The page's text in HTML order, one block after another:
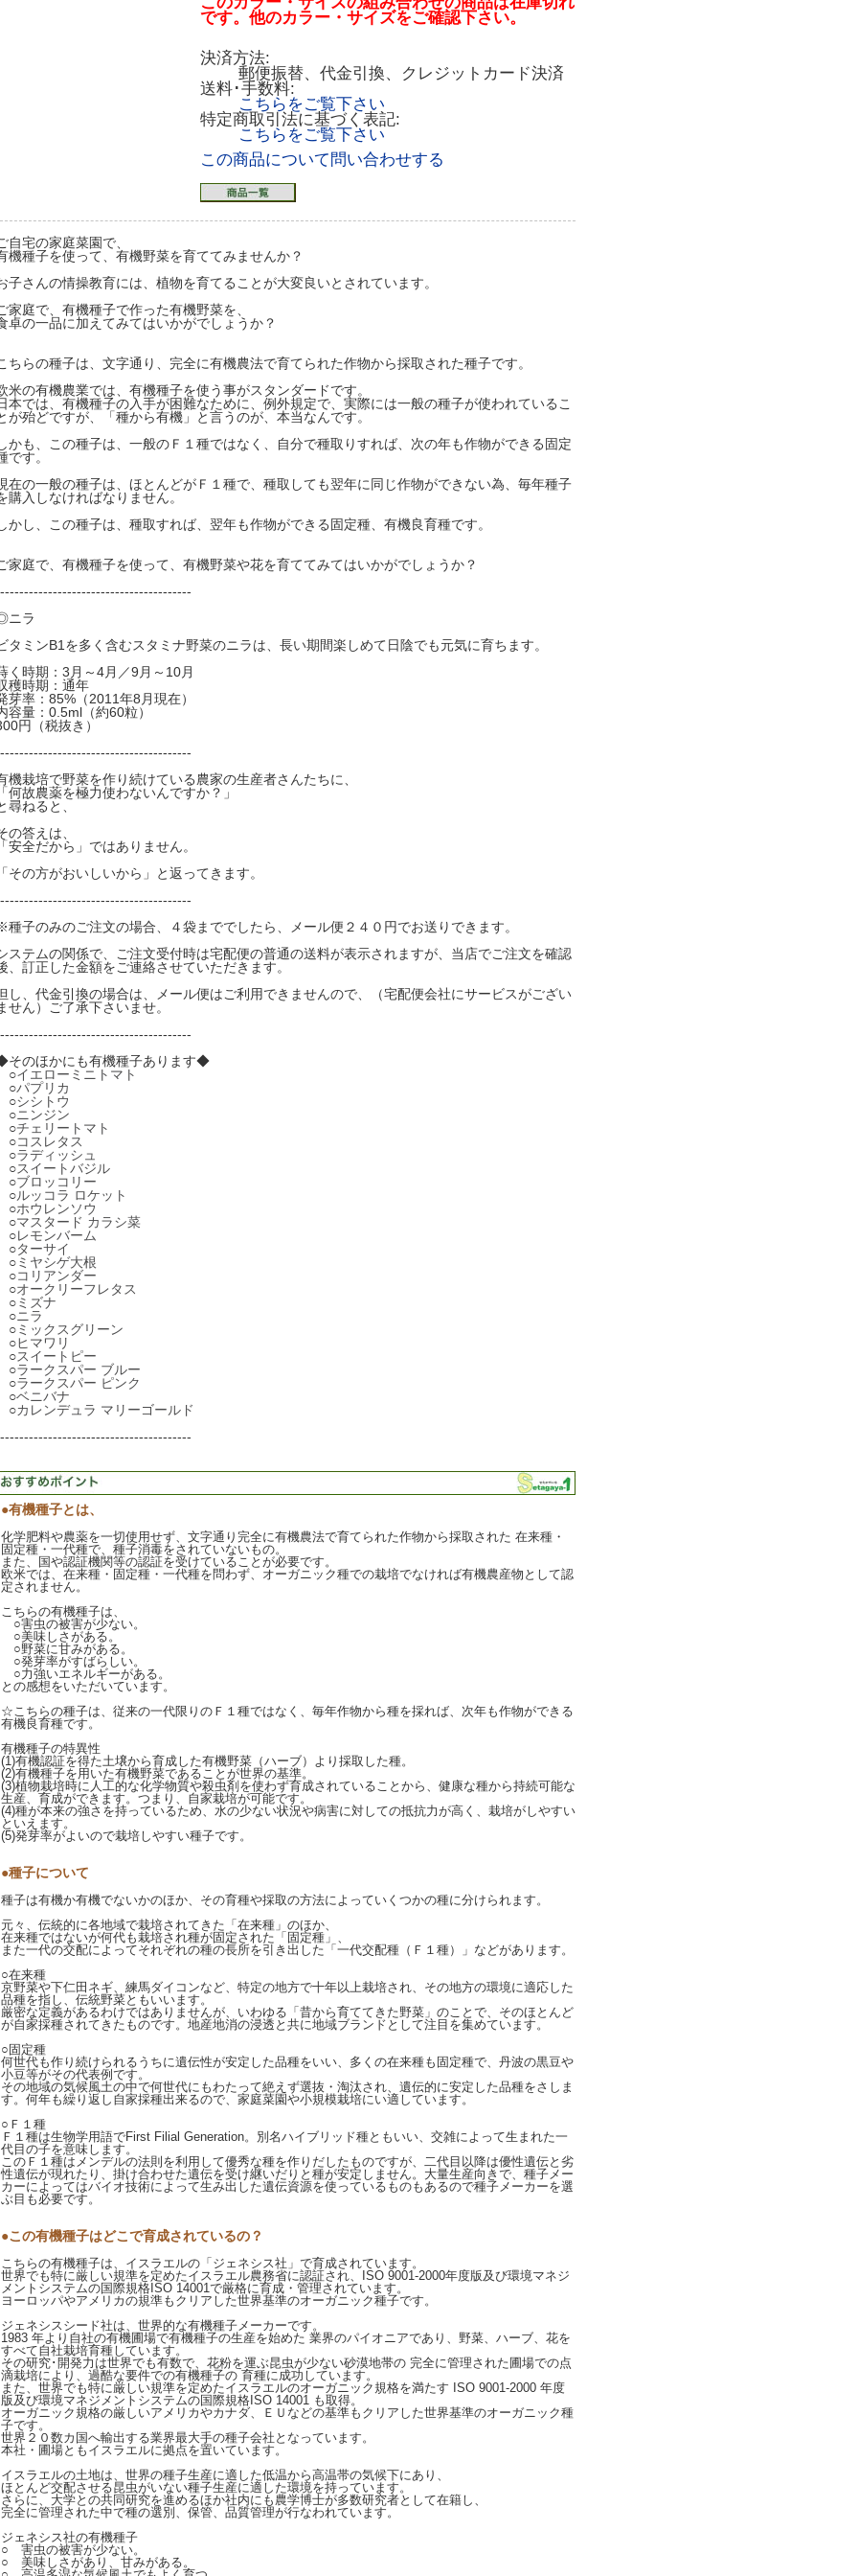
です。他のカラー・サイズをご確認下さい。
決済方法:
郵便振替、代金引換、クレジットカード決済
送料･手数料:
こちらをご覧下さい
特定商取引法に基づく表記:
こちらをご覧下さい
この商品について問い合わせする
自宅の家庭菜園で、
機種子を使って、有機野菜を育ててみませんか？
子さんの情操教育には、植物を育てることが大変良いとされています。
家庭で、有機種子で作った有機野菜を、
卓の一品に加えてみてはいかがでしょうか？
ちらの種子は、文字通り、完全に有機農法で育てられた作物から採取された種子です。
米の有機農業では、有機種子を使う事がスタンダードです。
本では、有機種子の入手が困難なために、例外規定で、実際には一般の種子が使われているこ
が殆どですが、「種から有機」と言うのが、本当なんです。
かも、この種子は、一般のＦ１種ではなく、自分で種取りすれば、次の年も作物ができる固定
です。
在の一般の種子は、ほとんどがＦ１種で、種取しても翌年に同じ作物ができない為、毎年種子
購入しなければなりません。
かし、この種子は、種取すれば、翌年も作物ができる固定種、有機良育種です。
家庭で、有機種子を使って、有機野菜や花を育ててみてはいかがでしょうか？
ニラ
タミンB1を多く含むスタミナ野菜のニラは、長い期間楽しめて日陰でも元気に育ちます。
く時期：3月～4月／9月～10月
穫時期：通年
芽率：85%（2011年8月現在）
容量：0.5ml（約60粒）
円（税抜き）
機栽培で野菜を作り続けている農家の生産者さんたちに、
何故農薬を極力使わないんですか？」
尋ねると、
の答えは、
安全だから」ではありません。
その方がおいしいから」と返ってきます。
子のみのご注文の場合、４袋まででしたら、メール便２４０円でお送りできます。
ステムの関係で、ご注文受付時は宅配便の普通の送料が表示されますが、当店でご注文を確認
、訂正した金額をご連絡させていただきます。
し、代金引換の場合は、メール便はご利用できませんので、（宅配便会社にサービスがござい
せん）ご了承下さいませ。
そのほかにも有機種子あります◆
イエローミニトマト
パプリカ
シシトウ
ニンジン
チェリートマト
コスレタス
ラディッシュ
スイートバジル
ブロッコリー
ルッコラ ロケット
ホウレンソウ
マスタード カラシ菜
レモンバーム
ターサイ
ミヤシゲ大根
コリアンダー
オークリーフレタス
ミズナ
ニラ
ミックスグリーン
ヒマワリ
スイートピー
ラークスパー ブルー
ラークスパー ピンク
ベニバナ
カレンデュラ マリーゴールド
●有機種子とは、
化学肥料や農薬を一切使用せず、文字通り完全に有機農法で育てられた作物から採取された 在来種・
固定種・一代種で、種子消毒をされていないもの。
また、国や認証機関等の認証を受けていることが必要です。
欧米では、在来種・固定種・一代種を問わず、オーガニック種での栽培でなければ有機農産物として認
定されません。
こちらの有機種子は、
○害虫の被害が少ない。
○美味しさがある。
○野菜に甘みがある。
○発芽率がすばらしい。
○力強いエネルギーがある。
との感想をいただいています。
☆こちらの種子は、従来の一代限りのＦ１種ではなく、毎年作物から種を採れば、次年も作物ができる
有機良育種です。
有機種子の特異性
(1)有機認証を得た土壌から育成した有機野菜（ハーブ）より採取した種。
(2)有機種子を用いた有機野菜であることが世界の基準。
(3)植物栽培時に人工的な化学物質や殺虫剤を使わず育成されていることから、健康な種から持続可能な
生産、育成ができます。つまり、自家栽培が可能です。
(4)種が本来の強さを持っているため、水の少ない状況や病害に対しての抵抗力が高く、栽培がしやすい
といえます。
(5)発芽率がよいので栽培しやすい種子です。
●種子について
種子は有機か有機でないかのほか、その育種や採取の方法によっていくつかの種に分けられます。
元々、伝統的に各地域で栽培されてきた「在来種」のほか、
在来種ではないが何代も栽培され種が固定された「固定種」、
また一代の交配によってそれぞれの種の長所を引き出した「一代交配種（Ｆ１種）」などがあります。
○在来種
京野菜や下仁田ネギ、練馬ダイコンなど、特定の地方で十年以上栽培され、その地方の環境に適応した
品種を指し、伝統野菜ともいいます。
厳密な定義があるわけではありませんが、いわゆる「昔から育ててきた野菜」のことで、そのほとんど
が自家採種されてきたものです。地産地消の浸透と共に地域ブランドとして注目を集めています。
○固定種
何世代も作り続けられるうちに遺伝性が安定した品種をいい、多くの在来種も固定種で、丹波の黒豆や
小豆等がその代表例です。
その地域の気候風土の中で何世代にもわたって絶えず選抜・淘汰され、遺伝的に安定した品種をさしま
す。何年も繰り返し自家採種出来るので、家庭菜園や小規模栽培にい適しています。
○Ｆ１種
Ｆ１種は生物学用語でFirst Filial Generation。別名ハイブリッド種ともいい、交雑によって生まれた一
代目の子を意味します。
このＦ１種はメンデルの法則を利用して優秀な種を作りだしたものですが、二代目以降は優性遺伝と劣
性遺伝が現れたり、掛け合わせた遺伝を受け継いだりと種が安定しません。大量生産向きで、種子メー
カーによってはバイオ技術によって生み出した遺伝資源を使っているものもあるので種子メーカーを選
ぶ目も必要です。
●この有機種子はどこで育成されているの？
こちらの有機種子は、イスラエルの「ジェネシス社」で育成されています。
世界でも特に厳しい規準を定めたイスラエル農務省に認証され、ISO 9001-2000年度版及び環境マネジ
メントシステムの国際規格ISO 14001で厳格に育成・管理されています。
ヨーロッパやアメリカの規準もクリアした世界基準のオーガニック種子です。
ジェネシスシード社は、世界的な有機種子メーカーです。
1983 年より自社の有機圃場で有機種子の生産を始めた 業界のパイオニアであり、野菜、ハーブ、花を
すべて自社栽培育種しています。
その研究･開発力は世界でも有数で、花粉を運ぶ昆虫が少ない砂漠地帯の 完全に管理された圃場での点
滴栽培により、過酷な要件での有機種子の 育種に成功しています。
また、世界でも特に厳しい規準を定めたイスラエルのオーガニック規格を満たす ISO 9001-2000 年度
版及び環境マネジメントシステムの国際規格ISO 14001 も取得。
オーガニック規格の厳しいアメリカやカナダ、ＥＵなどの基準もクリアした世界基準のオーガニック種
子です。
世界２０数カ国へ輸出する業界最大手の種子会社となっています。
本社・圃場ともイスラエルに拠点を置いています。
イスラエルの土地は、世界の種子生産に適した低温から高温帯の気候下にあり、
ほとんど交配させる昆虫がいない種子生産に適した環境を持っています。
さらに、大学との共同研究を進めるほか社内にも農学博士が多数研究者として在籍し、
完全に管理された中で種の選別、保管、品質管理が行なわれています。
ジェネシス社の有機種子
○ 害虫の被害が少ない。
○ 美味しさがあり、甘みがある。